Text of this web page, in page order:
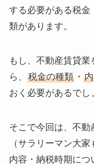
する必要がある税金
類があります。
もし、不動産賃貸
ら、 税金の種類・
おく必要があるでし
そこで今回は、不
（サラリーマン大
内容・納税時期につ